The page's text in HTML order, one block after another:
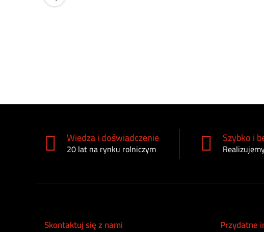
Wiedza i doświadczenie
20 lat na rynku rolniczym
Szybko i
Skontaktuj się z nami Przydatne